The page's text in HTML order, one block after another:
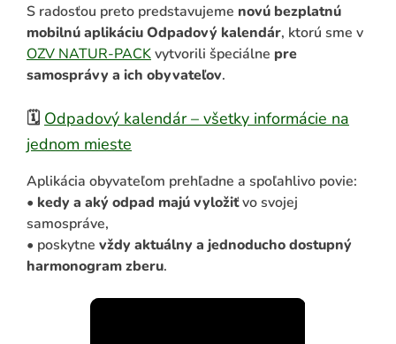
S radosťou preto predstavujeme novú bezplatnú
mobilnú aplikáciu Odpadový kalendár, ktorú sme v
OZV NATUR-PACKvytvorili špeciálne pre
samosprávy a ich obyvateľov.
🗓️ Odpadový kalendár – všetky informácie na
jednom mieste
Aplikácia obyvateľom prehľadne a spoľahlivo povie:
• kedy a aký odpad majú vyložiťvo svojej
samospráve,
• poskytne vždy aktuálny a jednoducho dostupný
harmonogram zberu.